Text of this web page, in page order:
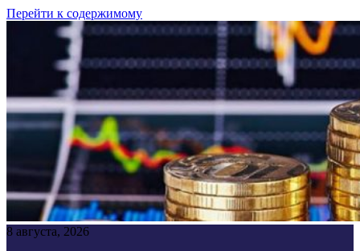
Перейти к содержимому
8 августа, 2026